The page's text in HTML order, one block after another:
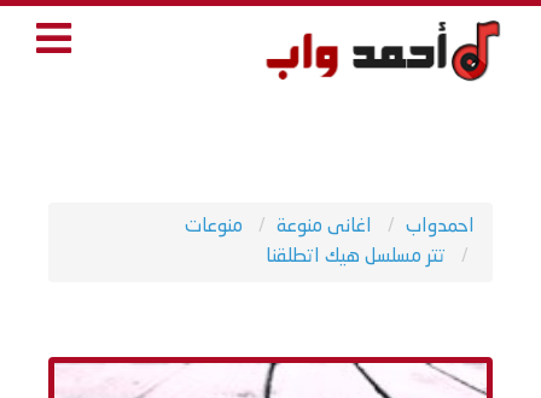
احمدواب اغانى منوعة
منوعات
تتر مسلسل هيك اتطلقنا